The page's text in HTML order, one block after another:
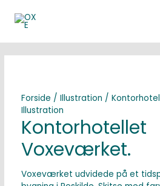
indholdet
Forside / Illustration /
Illustration
Kontorhotellet
Voxeværket.
Voxeværket udvidede på et